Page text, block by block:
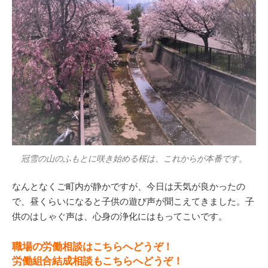
冠雪の山のふもとに咲き始める桜は、これからが本番です。
なんとなくご町内が静かですが、今日は天気が良かったの
で、昼くらいになると子供の遊び声が聞こえてきました。子
供のはしゃぐ声は、心身の浄化にはもってこいです。
職場の労働相談はこちらへどうぞ！
労働組合結成相談もこちらへどうぞ！